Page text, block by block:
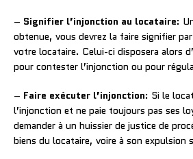
– Signifier l’injonction au locataire:
obtenue, vous devrez la faire signifier
votre locataire. Celui-ci disposera alors
pour contester l’injonction ou pour
– Faire exécuter l’injonction: Si le
l’injonction et ne paie toujours pas ses
demander à un huissier de justice de
biens du locataire, voire à son expulsion